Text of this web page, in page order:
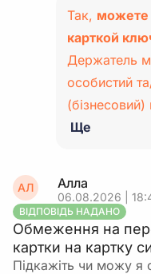
Так, можете
карткой
Держатель
особистий
Ще
АЛ Алла
06.08.2026 |
ВІДПОВІДЬ НАДАНО
Обмеження на
картки на картку
Підкажіть чи можу я